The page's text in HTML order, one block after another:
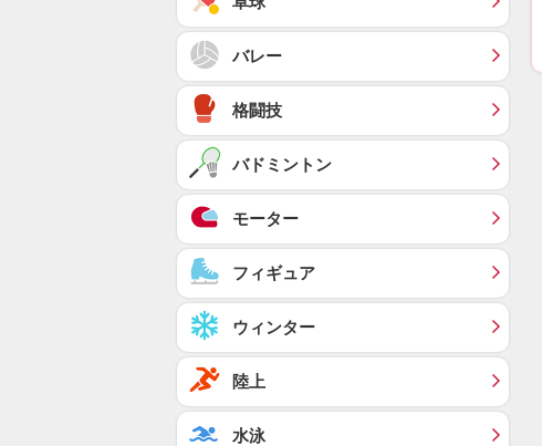
バレー
格闘技
バドミントン
モーター
フィギュア
ウィンター
陸上
水泳